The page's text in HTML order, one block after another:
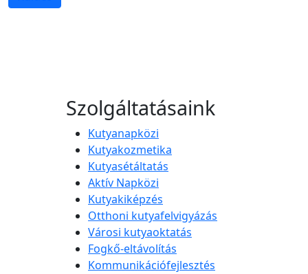
Szolgáltatásaink
Kutyanapközi
Kutyakozmetika
Kutyasétáltatás
Aktív Napközi
Kutyakiképzés
Otthoni kutyafelvigyázás
Városi kutyaoktatás
Fogkő-eltávolítás
Kommunikációfejlesztés